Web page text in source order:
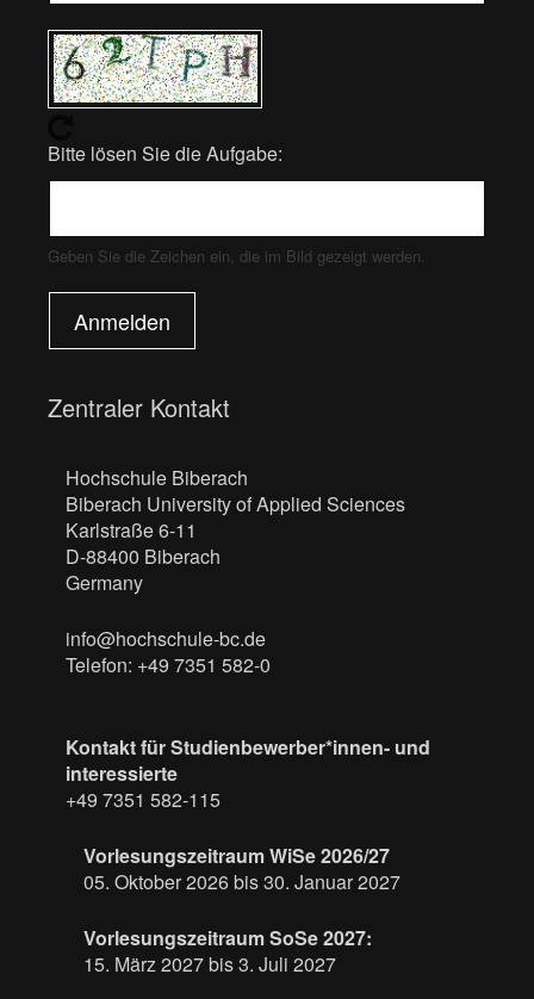
Bitte lösen Sie die Aufgabe:
Geben Sie die Zeichen ein, die im Bild gezeigt werden.
Anmelden
Zentraler Kontakt
Hochschule Biberach
Biberach University of Applied Sciences
Karlstraße 6-11
D-88400 Biberach
Germany
info@hochschule-bc.de
Telefon: +49 7351 582-0
Kontakt für Studienbewerber*innen- und
interessierte
+49 7351 582-115
Vorlesungszeitraum WiSe 2026/27
05. Oktober 2026 bis 30. Januar 2027
Vorlesungszeitraum SoSe 2027:
15. März 2027 bis 3. Juli 2027